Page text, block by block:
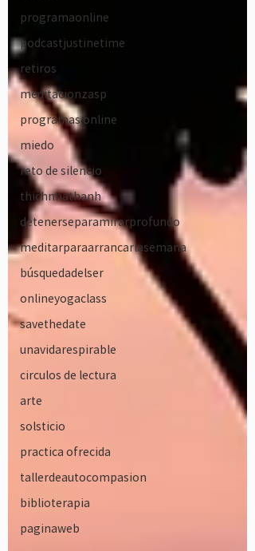
programaonline
podcastjustinetime
retiros
meditacionzasp
programas online
miedo
reto de silencio
thichnhathanh
detenerseparamirarprofundo
meditarparaarrancarlasemana
búsquedadelser
onlineyogaclass
savethedate
unavidarespirable
circulos de lectura
arte
solsticio
practica ofrecida
tallerdeautocompasion
biblioterapia
paginaweb